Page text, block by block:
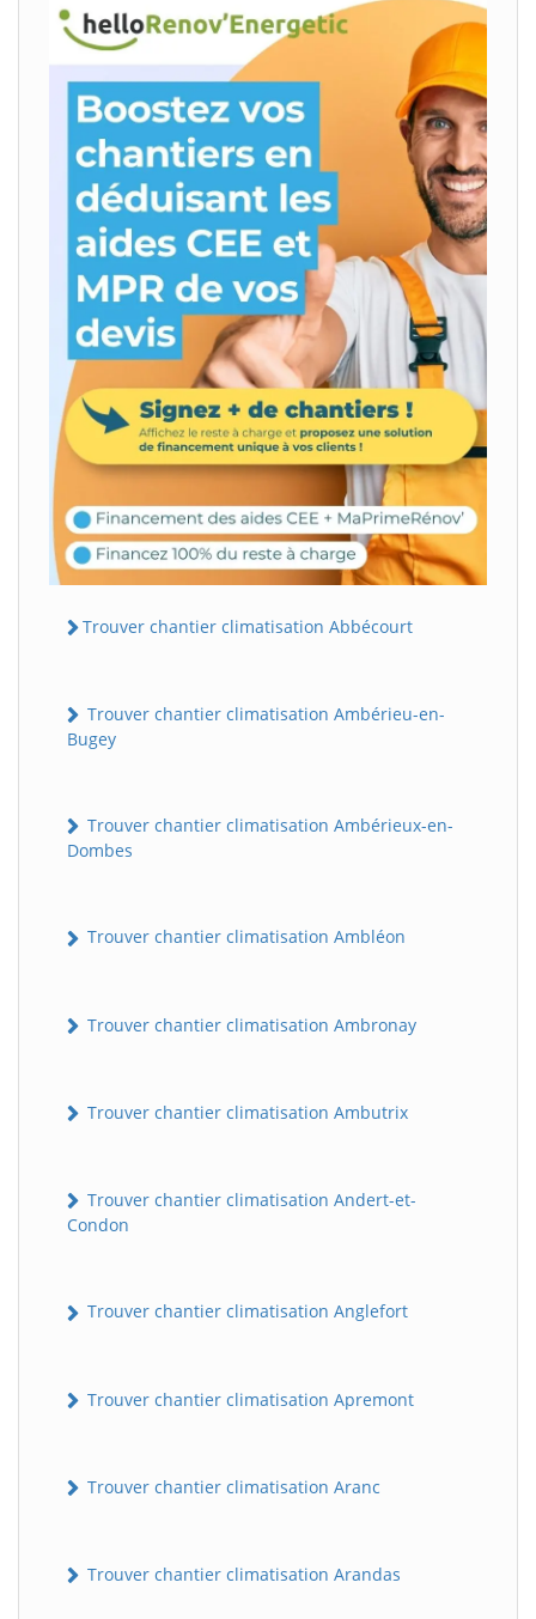
Trouver chantier climatisation Abbécourt
Trouver chantier climatisation Ambérieu-en-
Bugey
Trouver chantier climatisation Ambérieux-en-
Dombes
Trouver chantier climatisation Ambléon
Trouver chantier climatisation Ambronay
Trouver chantier climatisation Ambutrix
Trouver chantier climatisation Andert-et-
Condon
Trouver chantier climatisation Anglefort
Trouver chantier climatisation Apremont
Trouver chantier climatisation Aranc
Trouver chantier climatisation Arandas